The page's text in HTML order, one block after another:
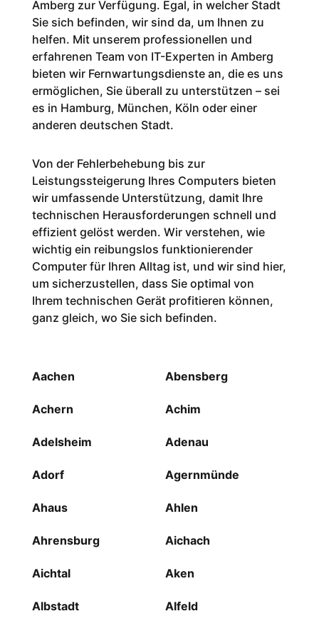
Amberg zur Verfügung. Egal, in welcher Stadt
Sie sich befinden, wir sind da, um Ihnen zu
helfen. Mit unserem professionellen und
erfahrenen Team von IT-Experten in Amberg
bieten wir Fernwartungsdienste an, die es uns
ermöglichen, Sie überall zu unterstützen – sei
es in Hamburg, München, Köln oder einer
anderen deutschen Stadt.
Von der Fehlerbehebung bis zur
Leistungssteigerung Ihres Computers bieten
wir umfassende Unterstützung, damit Ihre
technischen Herausforderungen schnell und
effizient gelöst werden. Wir verstehen, wie
wichtig ein reibungslos funktionierender
Computer für Ihren Alltag ist, und wir sind hier,
um sicherzustellen, dass Sie optimal von
Ihrem technischen Gerät profitieren können,
ganz gleich, wo Sie sich befinden.
Aachen Abensberg
Achern Achim
Adelsheim Adenau
Adorf Agernmünde
Ahaus Ahlen
Ahrensburg Aichach
Aichtal Aken
Albstadt Alfeld